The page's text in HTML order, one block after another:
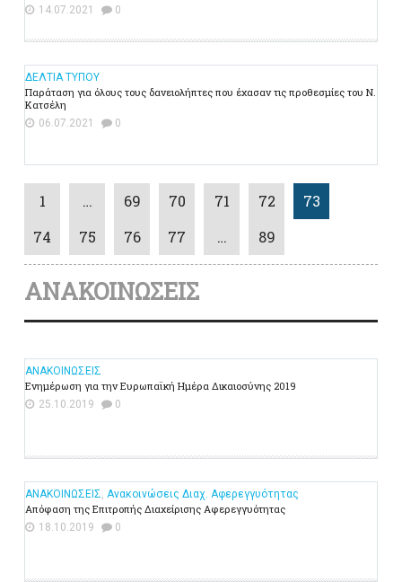
14.07.2021 0
ΔΕΛΤΙΑ ΤΥΠΟΥ
Παράταση για όλους τους δανειολήπτες που έχασαν τις προθεσμίες του Ν.
Κατσέλη
06.07.2021 0
1 … 69 70 71 72
73
74
75 76 77 … 89
ΑΝΑΚΟΙΝΩΣΕΙΣ
ΑΝΑΚΟΙΝΩΣΕΙΣ
Ενημέρωση για την Ευρωπαϊκή Ημέρα Δικαιοσύνης 2019
25.10.2019 0
ΑΝΑΚΟΙΝΩΣΕΙΣ, Ανακοινώσεις Διαχ. Αφερεγγυότητας
Απόφαση της Επιτροπής Διαχείρισης Αφερεγγυότητας
18.10.2019 0